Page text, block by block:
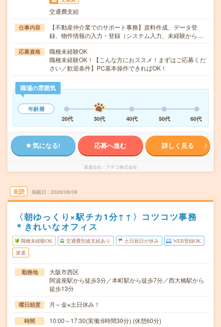
交通費支給
仕事内容
【不動産仲介業でのサポート事務】資料作成、データ登
録、物件情報の入力・登録（システム入力、未経験から…
応募資格
職種未経験OK
職種未経験OK！【こんな方におススメ！まずはご応募くだ
さい／歓迎条件】PC基本操作できればOK！
職場の雰囲気
年齢層
20代
30代 40代 50代 60代
気になる! 応募へ進む 詳しく見る
派遣会社 アデコ株式会社
未読 掲載日 2026/08/09
〈朝ゆっくり×駅チカ1分↑↑〉コツコツ事務
＊きれいなオフィス
職種未経験OK 交通費別途支給あり 土日祝日が休み WEB登録OK
派遣
勤務地
大阪市西区
阿波座駅から徒歩3分／本町駅から徒歩7分／西大橋駅から
徒歩13分
曜日頻度 月～金※土日休み！
時間 10:00～17:30(実働:6時間30分) (休憩60分)